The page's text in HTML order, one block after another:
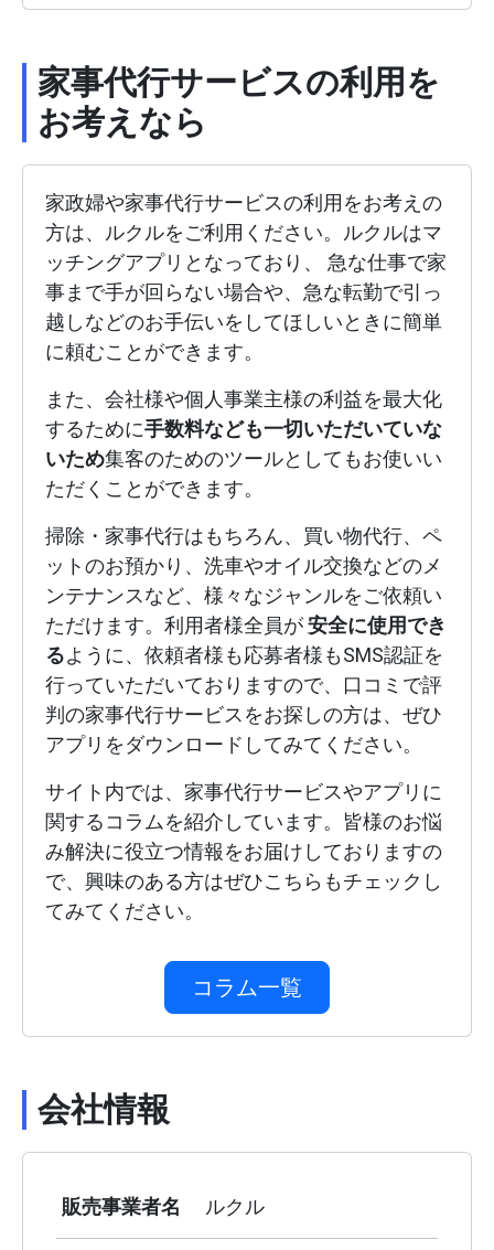
家事代行サービスの利用を
お考えなら
家政婦や家事代行サービスの利用をお考えの
方は、ルクルをご利用ください。ルクルはマ
ッチングアプリとなっており、 急な仕事で家
事まで手が回らない場合や、急な転勤で引っ
越しなどのお手伝いをしてほしいときに簡単
に頼むことができます。
また、会社様や個人事業主様の利益を最大化
するために手数料なども一切いただいていな
いため集客のためのツールとしてもお使いい
ただくことができます。
掃除・家事代行はもちろん、買い物代行、ペ
ットのお預かり、洗車やオイル交換などのメ
ンテナンスなど、様々なジャンルをご依頼い
ただけます。利用者様全員が安全に使用でき
るように、依頼者様も応募者様もSMS認証を
行っていただいておりますので、口コミで評
判の家事代行サービスをお探しの方は、ぜひ
アプリをダウンロードしてみてください。
サイト内では、家事代行サービスやアプリに
関するコラムを紹介しています。皆様のお悩
み解決に役立つ情報をお届けしておりますの
で、興味のある方はぜひこちらもチェックし
てみてください。
コラム一覧
会社情報
販売事業者名 ルクル